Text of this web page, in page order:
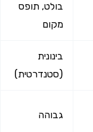
בולט, תופס
מקום
בינונית
(סטנדרטית)
גבוהה